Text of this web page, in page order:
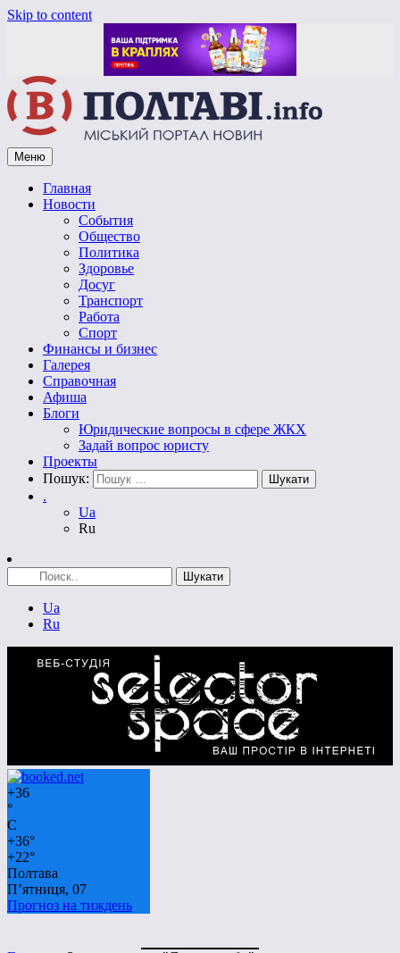
Skip to content
Vpoltave.info
Полтавский портал новостей
Меню
Главная
Новости
События
Общество
Политика
Здоровье
Досуг
Транспорт
Работа
Спорт
Финансы и бизнес
Галерея
Справочная
Афиша
Блоги
Юридические вопросы в сфере ЖКХ
Задай вопрос юристу
Проекты
Пошук:
.
Ua
Ru
Ua
Ru
+36
°
C
+36°
+22°
Полтава
П’ятниця, 07
Прогноз на тиждень